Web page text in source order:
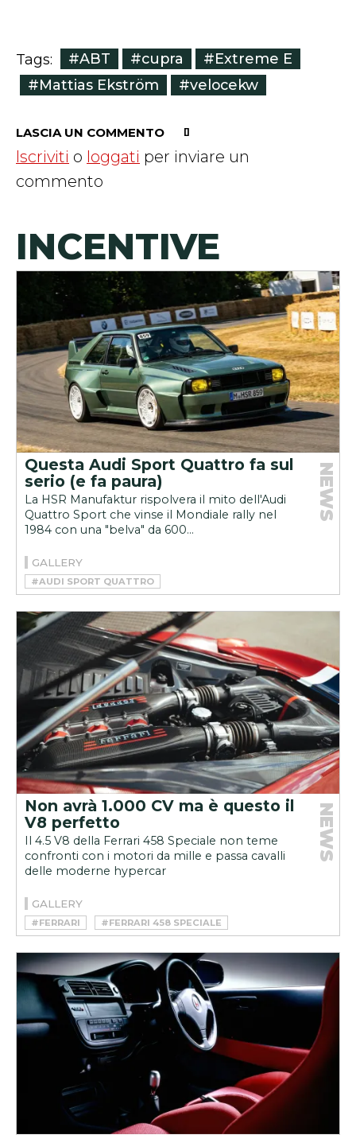
Tags: #ABT #cupra
#Extreme E
#Mattias Ekström
#velocekw
LASCIA UN COMMENTO
Iscriviti o loggati per inviare un
commento
INCENTIVE
Questa Audi Sport Quattro fa sul
serio (e fa paura)
La HSR Manufaktur rispolvera il mito dell'Audi
Quattro Sport che vinse il Mondiale rally nel
1984 con una "belva" da 600...
NEWS
GALLERY
#AUDI SPORT QUATTRO
#HSR MANUFAKTUR
#RESTOMOD
Non avrà 1.000 CV ma è questo il
V8 perfetto
Il 4.5 V8 della Ferrari 458 Speciale non teme
confronti con i motori da mille e passa cavalli
delle moderne hypercar
NEWS
GALLERY
#FERRARI #FERRARI 458 SPECIALE